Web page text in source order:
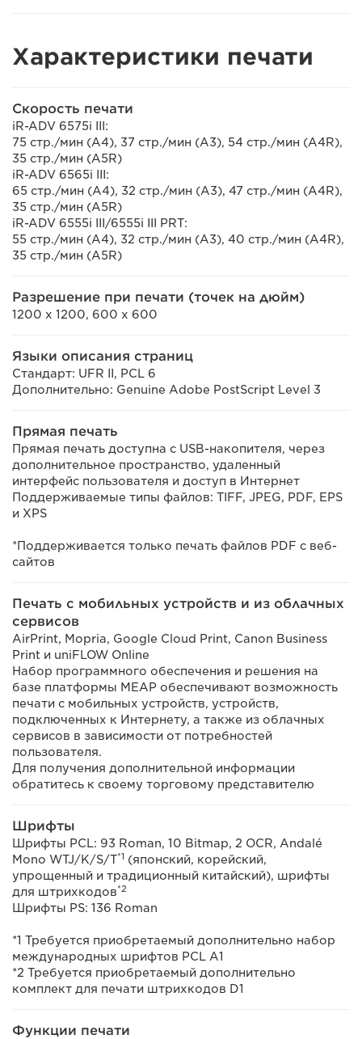
Характеристики печати
Скорость печати
iR-ADV 6575i III:
75 стр./мин (A4), 37 стр./мин (A3), 54 стр./мин (A4R),
35 стр./мин (A5R)
iR-ADV 6565i III:
65 стр./мин (A4), 32 стр./мин (A3), 47 стр./мин (A4R),
35 стр./мин (A5R)
iR-ADV 6555i III/6555i III PRT:
55 стр./мин (A4), 32 стр./мин (A3), 40 стр./мин (A4R),
35 стр./мин (A5R)
Разрешение при печати (точек на дюйм)
1200 x 1200, 600 x 600
Языки описания страниц
Стандарт: UFR II, PCL 6
Дополнительно: Genuine Adobe PostScript Level 3
Прямая печать
Прямая печать доступна с USB-накопителя, через
дополнительное пространство, удаленный
интерфейс пользователя и доступ в Интернет
Поддерживаемые типы файлов: TIFF, JPEG, PDF, EPS
и XPS
*Поддерживается только печать файлов PDF с веб-
сайтов
Печать с мобильных устройств и из облачных
сервисов
AirPrint, Mopria, Google Cloud Print, Canon Business
Print и uniFLOW Online
Набор программного обеспечения и решения на
базе платформы MEAP обеспечивают возможность
печати с мобильных устройств, устройств,
подключенных к Интернету, а также из облачных
сервисов в зависимости от потребностей
пользователя.
Для получения дополнительной информации
обратитесь к своему торговому представителю
Шрифты
Шрифты PCL: 93 Roman, 10 Bitmap, 2 OCR, Andalé
Mono WTJ/K/S/T*1 (японский, корейский,
упрощенный и традиционный китайский), шрифты
для штрихкодов*2
Шрифты PS: 136 Roman
*1 Требуется приобретаемый дополнительно набор
международных шрифтов PCL A1
*2 Требуется приобретаемый дополнительно
комплект для печати штрихкодов D1
Функции печати